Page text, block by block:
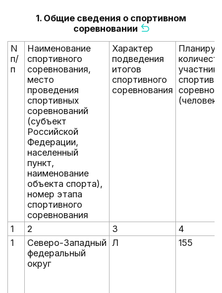
1. Общие сведения о спортивном
соревновании
N
п/
п
Наименование
спортивного
соревнования,
место
проведения
спортивных
соревнований
(субъект
Российской
Федерации,
населенный
пункт,
наименование
объекта спорта),
номер этапа
спортивного
соревнования
Характер
подведения
итогов
спортивного
соревнования
(человек)
1 2 3
4
1
Северо-Западный
федеральный
округ
Л 155